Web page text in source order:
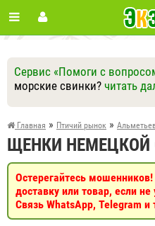
Сервис «Помоги с
морские свинки? читать
Ответить Другие
Главная » Птичий рынок »
ЩЕНКИ НЕМЕЦКОЙ
Остерегайтесь
доставку или товар, если
Связь WhatsApp, Telegram и